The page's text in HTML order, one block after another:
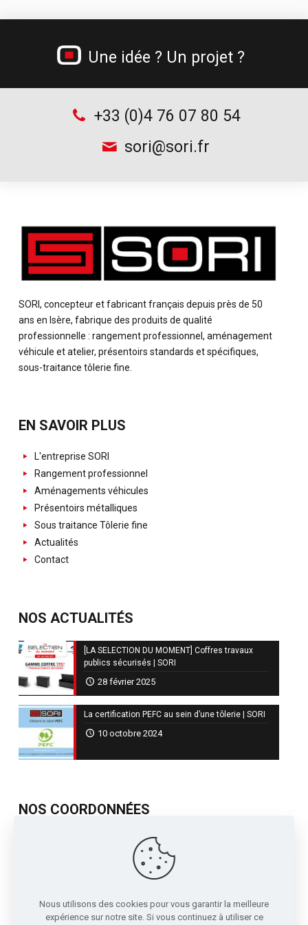
Gamme béton cellulaire
Chariots à bouteilles
Supports d’outillage
Une idée ? Un projet ?
+33 (0)4 76 07 80 54
sori@sori.fr
SORI, concepteur et fabricant français depuis près de 50
ans en Isère, fabrique des produits de qualité
professionnelle : rangement professionnel, aménagement
véhicule et atelier, présentoirs standards et spécifiques,
sous-traitance tôlerie fine.
EN SAVOIR PLUS
L'entreprise SORI
Rangement professionnel
Aménagements véhicules
Présentoirs métalliques
Sous traitance Tôlerie fine
Actualités
Contact
NOS ACTUALITÉS
[LA SELECTION DU MOMENT] Coffres travaux
publics sécurisés | SORI
28 février 2025
La certification PEFC au sein d’une tôlerie | SORI
10 octobre 2024
NOS COORDONNÉES
717, Avenue de St Quentin
sori@sori.fr
Nous utilisons des cookies pour vous garantir la meilleure
expérience sur notre site. Si vous continuez à utiliser ce